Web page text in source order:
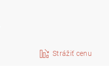
Strážiť cenu